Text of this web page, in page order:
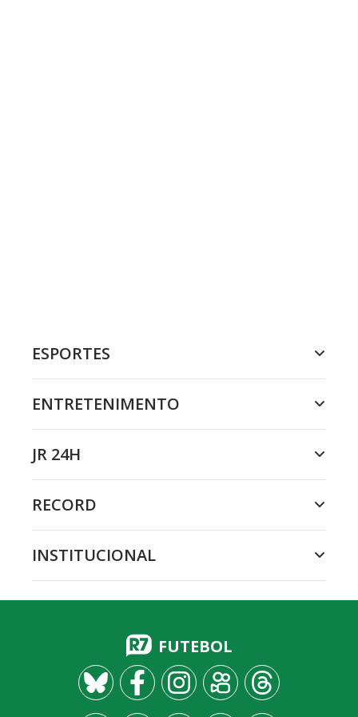
ESPORTES
ENTRETENIMENTO
JR 24H
RECORD
INSTITUCIONAL
FUTEBOL